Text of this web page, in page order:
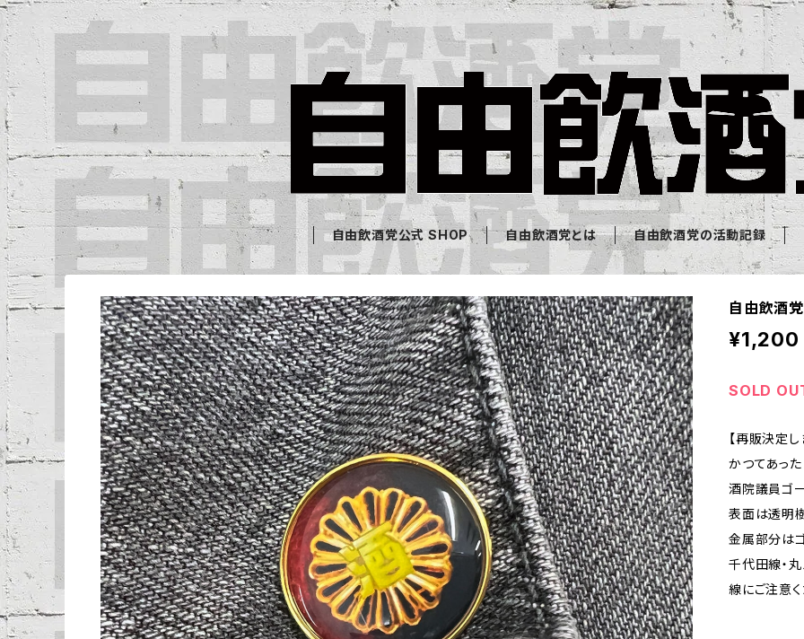
自由飲酒党公式 SHOP 自由飲酒党とは 自由飲酒党の活動記録
自由飲酒
¥1,200
SOLD
【再販決定し
かつてあった
酒院議員ゴ
表面は透明
金属部分はゴ
千代田線・
線にご注意く